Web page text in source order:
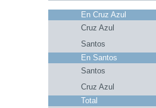
En Cruz Azul
Cruz Azul
Santos
En Santos
Santos
Cruz Azul
Total